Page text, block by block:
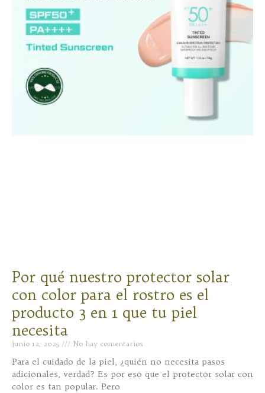
Por qué nuestro protector solar
con color para el rostro es el
producto 3 en 1 que tu piel
necesita
junio 12, 2025 No hay comentarios
Para el cuidado de la piel, ¿quién no necesita pasos
adicionales, verdad? Es por eso que el protector solar con
color es tan popular. Pero